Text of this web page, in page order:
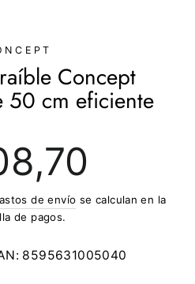
Concept
50 cm eficiente
de envío se calculan en la
de pagos.
8595631005040